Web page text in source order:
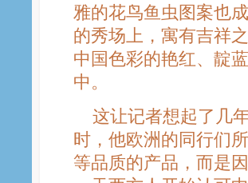
雅的花鸟鱼虫图案也
的秀场上，寓有吉祥
中国色彩的艳红、靛
中。
这让记者想起了几
时，他欧洲的同行们
等品质的产品，而是